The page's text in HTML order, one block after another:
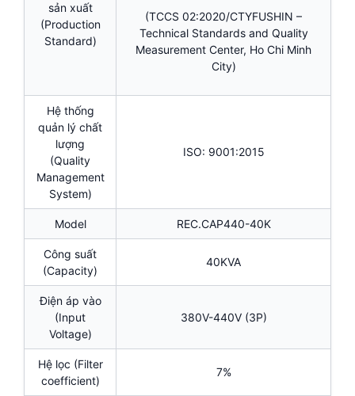
sản xuất
(Production
Standard)
(TCCS 02:2020/CTYFUSHIN –
Technical Standards and Quality
Measurement Center, Ho Chi Minh
City)
Hệ thống
quản lý chất
lượng
(Quality
Management
System)
ISO: 9001:2015
Model REC.CAP440-40K
Công suất
(Capacity)
40KVA
Điện áp vào
(Input
Voltage)
380V-440V (3P)
Hệ lọc (Filter
coefficient)
7%